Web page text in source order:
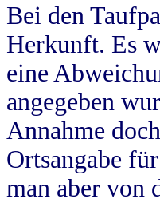
Bei den
Herkunft. Es
eine
angegeben
Annahme
Ortsangabe
man aber von